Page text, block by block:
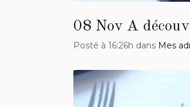
08 Nov A
Posté à 16:26h dans Mes